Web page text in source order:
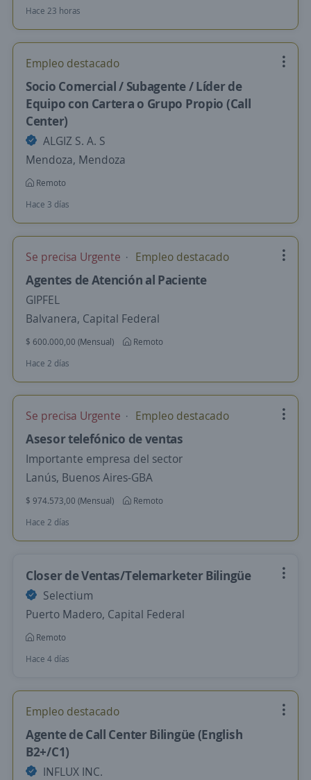
Hace 23 horas
Empleo destacado
Socio Comercial / Subagente / Líder de
Equipo con Cartera o Grupo Propio (Call
Center)
ALGIZ S. A. S
Mendoza, Mendoza
Remoto
Hace 3 días
Se precisa Urgente Empleo destacado
Agentes de Atención al Paciente
GIPFEL
Balvanera, Capital Federal
$ 600.000,00 (Mensual)
Remoto
Hace 2 días
Se precisa Urgente Empleo destacado
Asesor telefónico de ventas
Importante empresa del sector
Lanús, Buenos Aires-GBA
$ 974.573,00 (Mensual)
Remoto
Hace 2 días
Closer de Ventas/Telemarketer Bilingüe
Selectium
Puerto Madero, Capital Federal
Remoto
Hace 4 días
Empleo destacado
Agente de Call Center Bilingüe (English
B2+/C1)
INFLUX INC.